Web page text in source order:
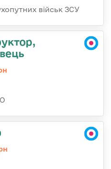
військ ЗСУ